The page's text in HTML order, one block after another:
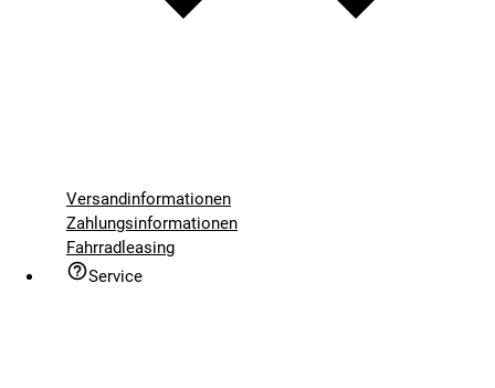
Versandinformationen
Zahlungsinformationen
Fahrradleasing
Service